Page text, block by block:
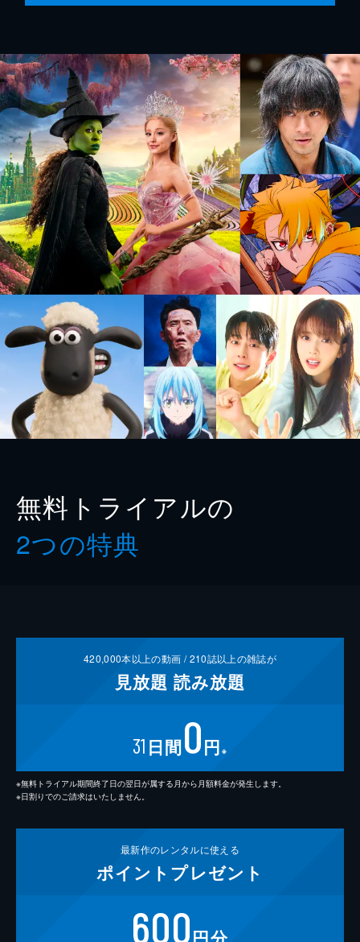
無料トライアルの
2つの特典
420,000本以上の動画 /210誌以上の雑誌が
見放題 読み放題
31 日間0円 ※
※無料トライアル期間終了日の翌日が属する月から月額料金が発生します。
※日割りでのご請求はいたしません。
最新作のレンタルに使える
ポイント プレゼント
600